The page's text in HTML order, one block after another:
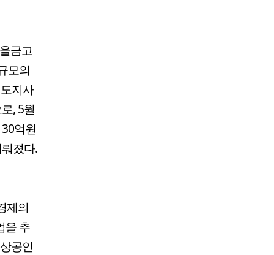
금고
모의
지사
, 5월
억원
졌다.
제의
을 추
공인